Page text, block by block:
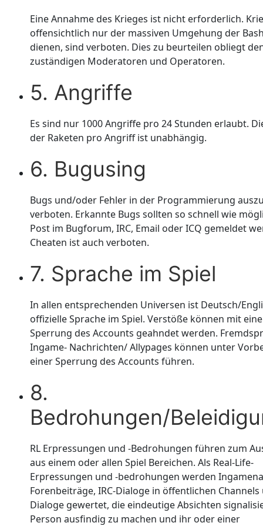
Eine Annahme des Krieges ist nicht erforderlich.
offensichtlich nur der massiven Umgehung der
dienen, sind verboten. Dies zu beurteilen obliegt
zuständigen Moderatoren und Operatoren.
5. Angriffe
Es sind nur 1000 Angriffe pro 24 Stunden erlaubt.
der Raketen pro Angriff ist unabhängig.
6. Bugusing
Bugs und/oder Fehler in der Programmierung
verboten. Erkannte Bugs sollten so schnell wie
Post im Bugforum, IRC, Email oder ICQ gemeldet
Cheaten ist auch verboten.
7. Sprache im Spiel
In allen entsprechenden Universen ist Deutsch/
offizielle Sprache im Spiel. Verstöße können mit
Sperrung des Accounts geahndet werden.
Ingame- Nachrichten/ Allypages können unter
einer Sperrung des Accounts führen.
8.
Bedrohungen/
RL Erpressungen und -Bedrohungen führen zum
aus einem oder allen Spiel Bereichen. Als Real-Life-
Erpressungen und -bedrohungen werden
Forenbeiträge, IRC-Dialoge in öffentlichen Channels
Dialoge gewertet, die eindeutige Absichten
Person ausfindig zu machen und ihr oder einer